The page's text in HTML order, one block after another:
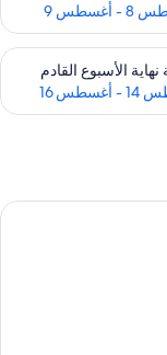
أغسطس 9
7 - أغسطس 9
الأسبوع القادم
16
لعطلة نهاية
وميني بار وخزنة